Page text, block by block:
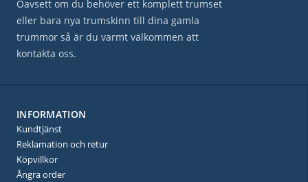
Oavsett om du behöver ett komplett trumset
eller bara nya trumskinn till dina gamla
trummor så är du varmt välkommen att
kontakta oss.
INFORMATION
Kundtjänst
Reklamation och retur
Köpvillkor
Ångra order